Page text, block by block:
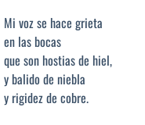
Mi voz se hace grieta
en las bocas
que son hostias de hiel,
y balido de niebla
y rigidez de cobre.